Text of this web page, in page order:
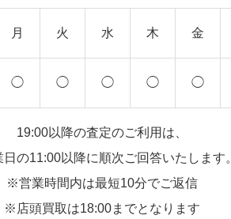
月 火 水 木 金
◯ ◯ ◯ ◯ ◯
19:00以降の査定のご利用は、
日の11:00以降に順次ご回答いたします
※営業時間内は最短10分でご返信
※店頭買取は18:00までとなります